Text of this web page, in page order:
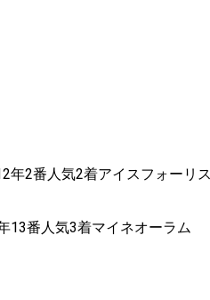
年2番人気2着アイスフォーリス
13番人気3着マイネオーラム